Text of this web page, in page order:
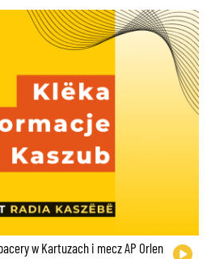
w Kartuzach i mecz AP Orlen